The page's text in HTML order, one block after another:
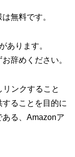
無料です。
あります。
辞めください。
ンクすること
ることを目的に
る、Amazonア